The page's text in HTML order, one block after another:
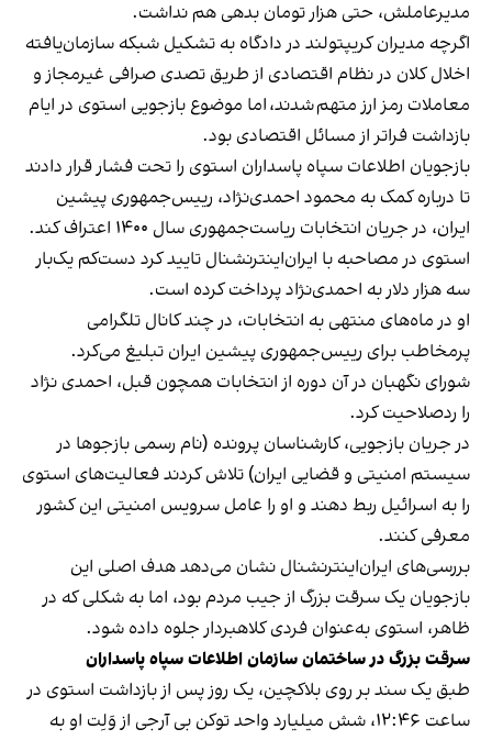
مدیرعاملش، حتی هزار تومان بدهی هم نداشت.
اگرچه مدیران کریپتولند در دادگاه به تشکیل شبکه سازمان‌یافته
اخلال کلان در نظام اقتصادی از طریق تصدی صرافی غیرمجاز و
معاملات رمز ارز متهم شدند، اما موضوع بازجویی استوی در ایام
بازداشت فراتر از مسائل اقتصادی بود.
بازجویان اطلاعات سپاه پاسداران استوی را تحت فشار قرار دادند
تا درباره کمک به محمود احمدی‌نژاد، رییس‌جمهوری پیشین
ایران، در جریان انتخابات ریاست‌جمهوری سال ۱۴۰۰ اعتراف کند.
استوی در مصاحبه با ایران‌اینترنشنال تایید کرد دست‌کم یک‌بار
سه هزار دلار به احمدی‌نژاد پرداخت کرده است.
او در ماه‌های منتهی به انتخابات، در چند کانال تلگرامی
پرمخاطب برای رییس‌جمهوری پیشین ایران تبلیغ می‌کرد.
شورای نگهبان در آن دوره از انتخابات همچون قبل، احمدی نژاد
را ردصلاحیت کرد.
در جریان بازجویی، کارشناسان پرونده (نام رسمی بازجوها در
سیستم امنیتی و قضایی ایران) تلاش کردند فعالیت‌های استوی
را به اسرائیل ربط دهند و او را عامل سرویس‌ امنیتی این کشور
معرفی کنند.
بررسی‌های ایران‌اینترنشنال نشان می‌دهد هدف اصلی این
بازجویان یک سرقت بزرگ از جیب مردم بود، اما به شکلی که در
ظاهر، استوی به‌عنوان فردی کلاهبردار جلوه داده شود.
سرقت بزرگ در ساختمان سازمان اطلاعات سپاه پاسداران
طبق یک سند بر روی بلاکچین، یک روز پس از بازداشت استوی در
ساعت ۱۲:۴۶، شش میلیارد واحد توکن بی آرجی از وَلِت او به